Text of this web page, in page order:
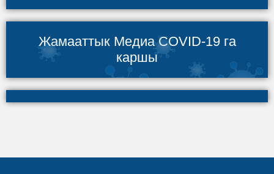
Жамааттык Медиа COVID-19 га
каршы